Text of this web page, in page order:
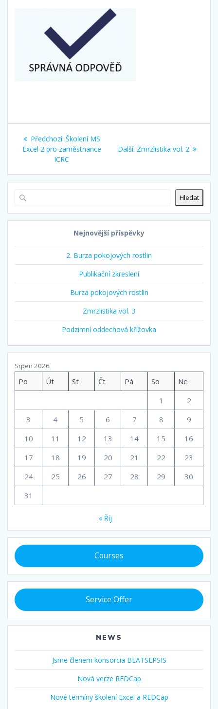
Navigace
pro
příspěvek
Předchozí: Předchozí
příspěvek:
Školení MS
Excel 2 pro zaměstnance
ICRC
Další: Další
Zmrzlistika vol. 2
Hledat
Nejnovější příspěvky
2. Burza pokojových rostlin
Publikační zkreslení
Burza pokojových rostlin
Zmrzlistika vol. 3
Podzimní oddechová křížovka
Srpen 2026
Po Út St Čt Pá So
Ne
1
2
3
4 5 6 7 8
9
10
11 12 13 14 15
16
17
18 19 20 21 22
23
24
25 26 27 28 29
30
31
« Říj
Courses
Service Offer
NEWS
Jsme členem konsorcia BEATSEPSIS
Nová verze REDCap
Nové termíny školení Excel a REDCap